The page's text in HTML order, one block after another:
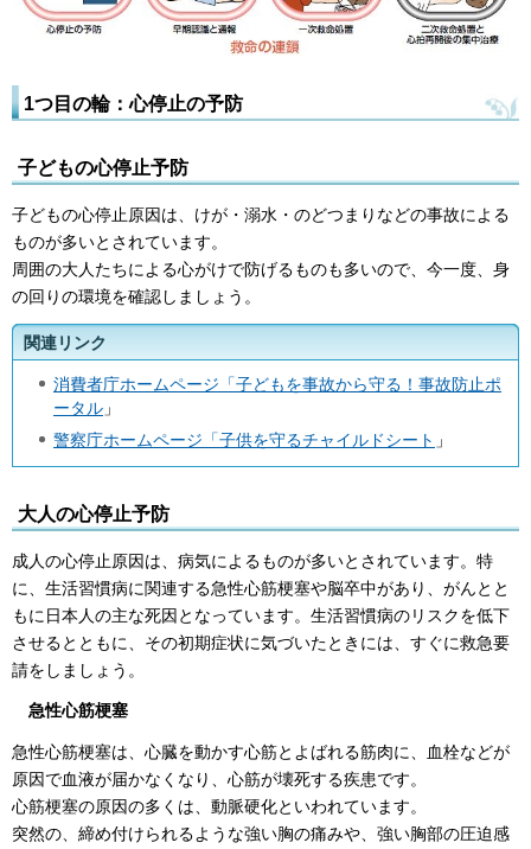
1つ目の輪：心停止の予防
子どもの心停止予防
子どもの心停止原因は、けが・溺水・のどつまりなどの事故による
ものが多いとされています。
周囲の大人たちによる心がけで防げるものも多いので、今一度、身
の回りの環境を確認しましょう。
関連リンク
消費者庁ホームページ「子どもを事故から守る！事故防止ポ
ータル 」
警察庁ホームページ「子供を守るチャイルドシート 」
大人の心停止予防
成人の心停止原因は、病気によるものが多いとされています。特
に、生活習慣病に関連する急性心筋梗塞や脳卒中があり、がんとと
もに日本人の主な死因となっています。生活習慣病のリスクを低下
させるとともに、その初期症状に気づいたときには、すぐに救急要
請をしましょう。
急性心筋梗塞
急性心筋梗塞は、心臓を動かす心筋とよばれる筋肉に、血栓などが
原因で血液が届かなくなり、心筋が壊死する疾患です。
心筋梗塞の原因の多くは、動脈硬化といわれています。
突然の、締め付けられるような強い胸の痛みや、強い胸部の圧迫感